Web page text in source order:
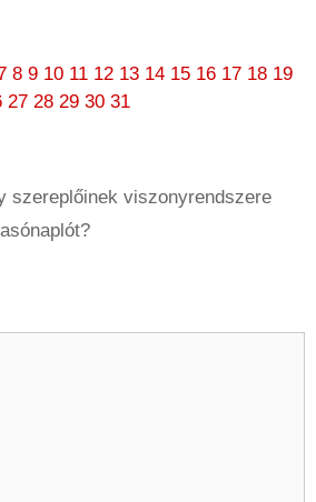
8 9 10 11 12 13 14 15 16 17 18 19
27 28 29 30 31
szereplőinek viszonyrendszere